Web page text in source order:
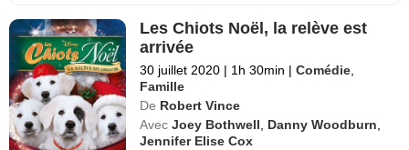
Les Chiots Noël, la relève est
arrivée
30 juillet 2020 | 1h 30min | Comédie,
Famille
De Robert Vince
Avec Joey Bothwell, Danny Woodburn,
Jennifer Elise Cox